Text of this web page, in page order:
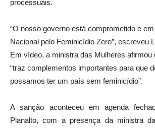
processuais.
“O nosso governo está comprometido e
Nacional pelo Feminicídio Zero”, escreveu
Em vídeo, a ministra das Mulheres afirmou
“traz complementos importantes para que
possamos ter um país sem feminicídio”.
A sanção aconteceu em agenda
Planalto, com a presença da ministra